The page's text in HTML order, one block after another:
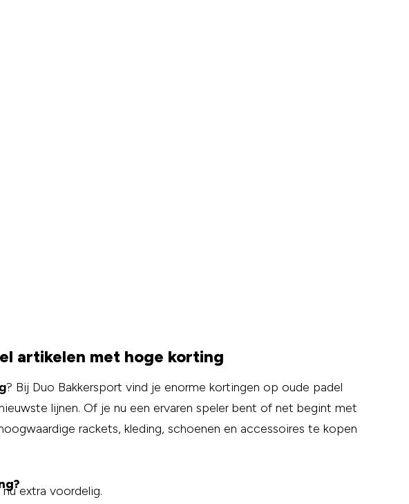
artikelen met hoge korting
? Bij Duo Bakkersport vind je enorme kortingen op oude padel
lijnen. Of je nu een ervaren speler bent of net begint met
rackets, kleding, schoenen en accessoires te kopen
extra voordelig.